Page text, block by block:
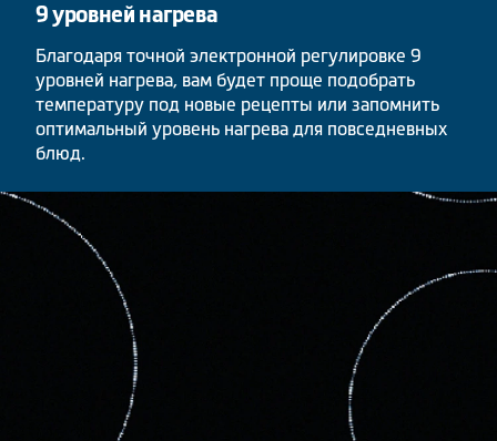
9 уровней нагрева
Благодаря точной электронной регулировке 9
уровней нагрева, вам будет проще подобрать
температуру под новые рецепты или запомнить
оптимальный уровень нагрева для повседневных
блюд.